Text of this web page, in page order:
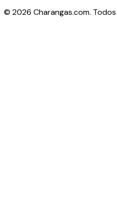
© 2026 Charangas.com.